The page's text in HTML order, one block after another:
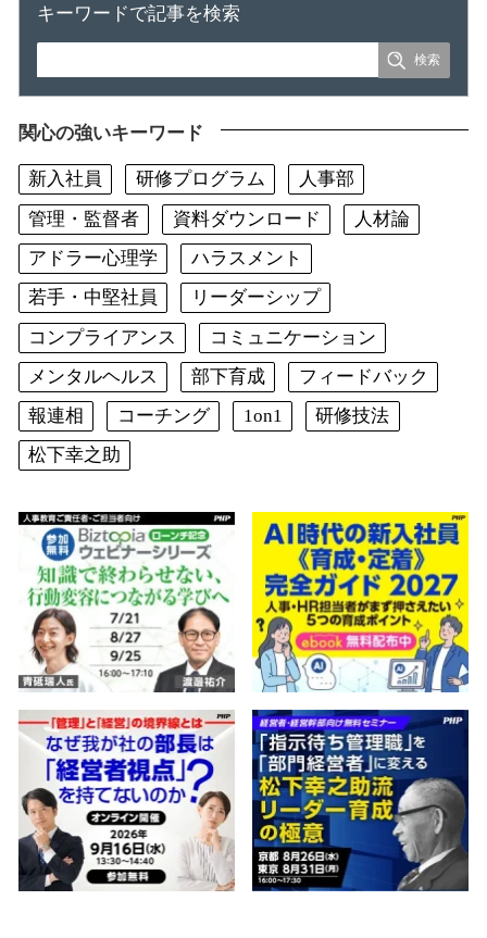
キーワードで記事を検索
関心の強いキーワード
新入社員 研修プログラム
人事部
管理・監督者
資料ダウンロード
人材論
アドラー心理学
ハラスメント
若手・中堅社員
リーダーシップ
コンプライアンス
コミュニケーション
メンタルヘルス
部下育成
フィードバック
報連相
コーチング 1on1
研修技法
松下幸之助